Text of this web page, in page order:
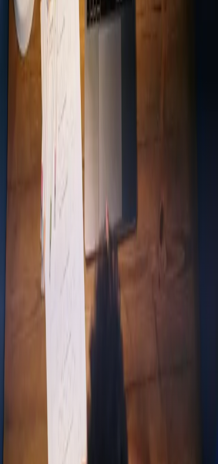
Lernende.
Entdecken Sie, wie die KI-Werkzeuge von Omniway auf
unserer
Plattform funktionieren.
Zurück zu News